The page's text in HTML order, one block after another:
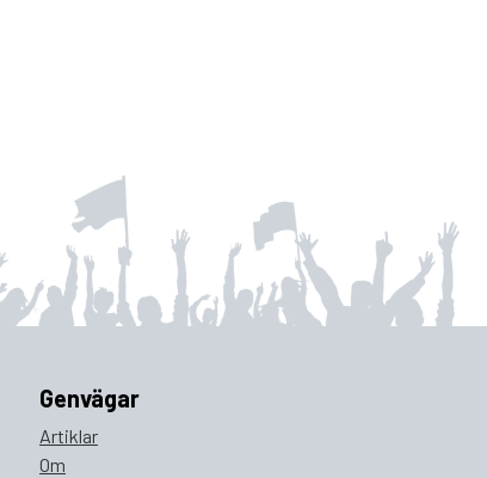
Genvägar
Artiklar
Om